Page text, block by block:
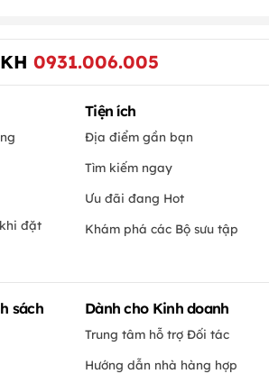
0931.006.005
đặt
Tiện ích
Địa điểm gần bạn
Tìm kiếm ngay
Ưu đãi đang Hot
Khám phá các Bộ sưu tập
sách Dành cho Kinh doanh
Trung tâm hỗ trợ Đối tác
Hướng dẫn nhà hàng hợp